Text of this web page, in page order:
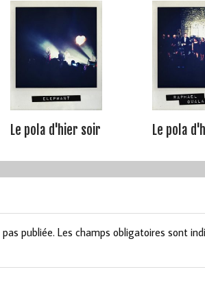
Le pola d'hier soir Le pola
publiée. Les champs obligatoires sont